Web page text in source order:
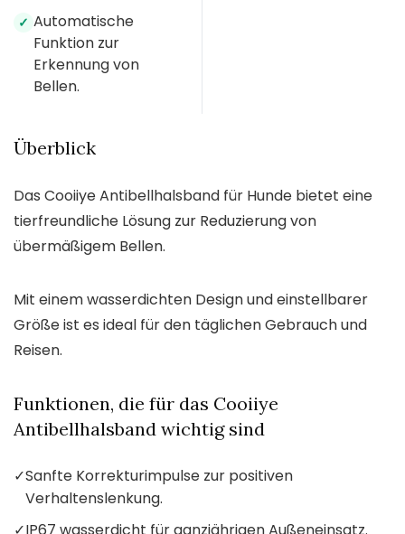
✓ Automatische
Funktion zur
Erkennung von
Bellen.
Überblick
Das Cooiiye Antibellhalsband für Hunde bietet eine
tierfreundliche Lösung zur Reduzierung von
übermäßigem Bellen.
Mit einem wasserdichten Design und einstellbarer
Größe ist es ideal für den täglichen Gebrauch und
Reisen.
Funktionen, die für das Cooiiye
Antibellhalsband wichtig sind
✓Sanfte Korrekturimpulse zur positiven
Verhaltenslenkung.